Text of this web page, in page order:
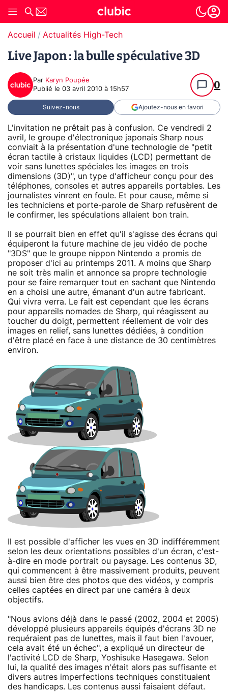
Accueil Actualités High-Tech
Live Japon : la bulle spéculative 3D
Par Karyn Poupée
Publié le 03 avril 2010 à 15h57 0
Suivez-nous Ajoutez-nous en favori
L'invitation ne prêtait pas à confusion. Ce vendredi 2
avril, le groupe d'électronique japonais Sharp nous
conviait à la présentation d'une technologie de "petit
écran tactile à cristaux liquides (LCD) permettant de
voir sans lunettes spéciales les images en trois
dimensions (3D)", un type d'afficheur conçu pour des
téléphones, consoles et autres appareils portables. Les
journalistes vinrent en foule. Et pour cause, même si
les techniciens et porte-parole de Sharp refusèrent de
le confirmer, les spéculations allaient bon train.
Il se pourrait bien en effet qu'il s'agisse des écrans qui
équiperont la future machine de jeu vidéo de poche
"3DS" que le groupe nippon Nintendo a promis de
proposer d'ici au printemps 2011. A moins que Sharp
ne soit très malin et annonce sa propre technologie
pour se faire remarquer tout en sachant que Nintendo
en a choisi une autre, émanant d'un autre fabricant.
Qui vivra verra. Le fait est cependant que les écrans
pour appareils nomades de Sharp, qui réagissent au
toucher du doigt, permettent réellement de voir des
images en relief, sans lunettes dédiées, à condition
d'être placé en face à une distance de 30 centimètres
environ.
Il est possible d'afficher les vues en 3D indifféremment
selon les deux orientations possibles d'un écran, c'est-
à-dire en mode portrait ou paysage. Les contenus 3D,
qui commencent à être massivement produits, peuvent
aussi bien être des photos que des vidéos, y compris
celles captées en direct par une caméra à deux
objectifs.
"Nous avions déjà dans le passé (2002, 2004 et 2005)
développé plusieurs appareils équipés d'écrans 3D ne
requéraient pas de lunettes, mais il faut bien l'avouer,
cela avait été un échec", a expliqué un directeur de
l'activité LCD de Sharp, Yoshisuke Hasegawa. Selon
lui, la qualité des images n'était alors pas suffisante et
divers autres imperfections techniques constituaient
des handicaps. Les contenus aussi faisaient défaut.